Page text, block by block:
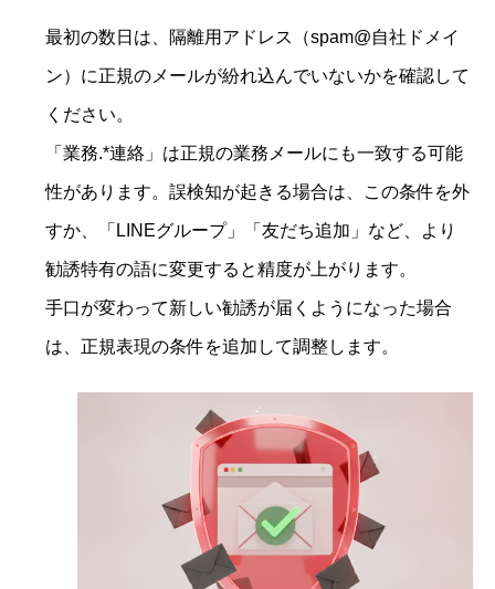
最初の数日は、隔離用アドレス（spam@自社ドメイ
ン）に正規のメールが紛れ込んでいないかを確認して
ください。
「業務.*連絡」は正規の業務メールにも一致する可能
性があります。誤検知が起きる場合は、この条件を外
すか、「LINEグループ」「友だち追加」など、より
勧誘特有の語に変更すると精度が上がります。
手口が変わって新しい勧誘が届くようになった場合
は、正規表現の条件を追加して調整します。